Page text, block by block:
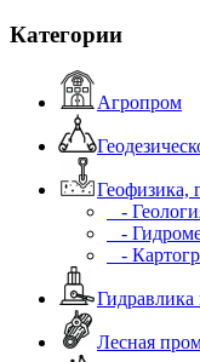
Категории
Агропром
Геофизика,
-
-
-
Лесная